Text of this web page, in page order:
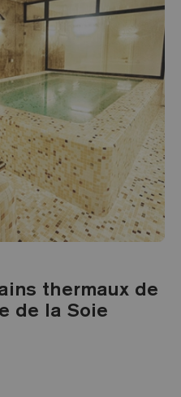
thermaux de
de la Soie